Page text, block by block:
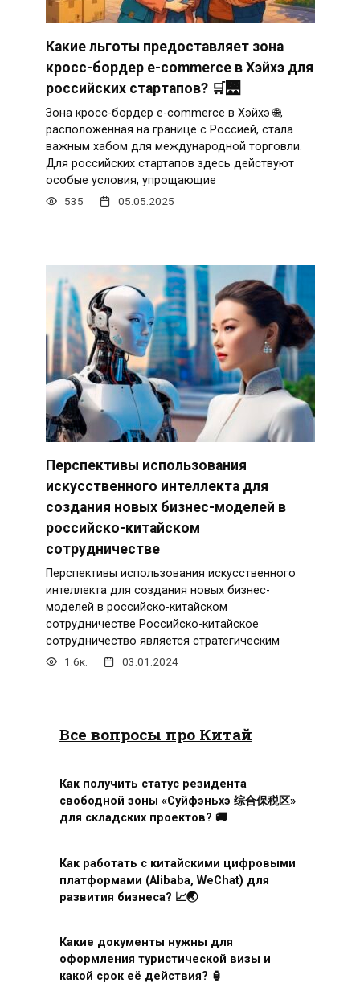
Какие льготы предоставляет зона
кросс-бордер e-commerce в Хэйхэ для
российских стартапов? 🛒🌉
Зона кросс-бордер e-commerce в Хэйхэ 🌐,
расположенная на границе с Россией, стала
важным хабом для международной торговли.
Для российских стартапов здесь действуют
особые условия, упрощающие
535 05.05.2025
Перспективы использования
искусственного интеллекта для
создания новых бизнес-моделей в
российско-китайском
сотрудничестве
Перспективы использования искусственного
интеллекта для создания новых бизнес-
моделей в российско-китайском
сотрудничестве Российско-китайское
сотрудничество является стратегическим
1.6к. 03.01.2024
Все вопросы про Китай
Как получить статус резидента
свободной зоны «Суйфэньхэ 综合保税区»
для складских проектов? 🚚
Как работать с китайскими цифровыми
платформами (Alibaba, WeChat) для
развития бизнеса? 📈🌏
Какие документы нужны для
оформления туристической визы и
какой срок её действия? 🏮